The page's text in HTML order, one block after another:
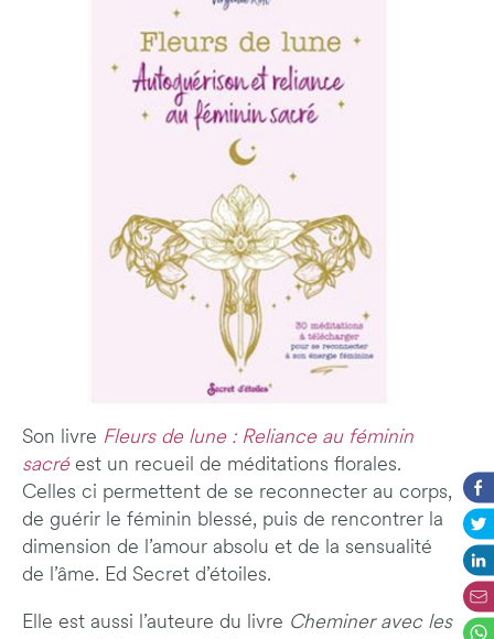
Son livre Fleurs de lune : Reliance au féminin
sacré est un recueil de méditations florales.
Celles ci permettent de se reconnecter au corps,
de guérir le féminin blessé, puis de rencontrer la
dimension de l’amour absolu et de la sensualité
de l’âme. Ed Secret d’étoiles.
Elle est aussi l’auteure du livre Cheminer avec les